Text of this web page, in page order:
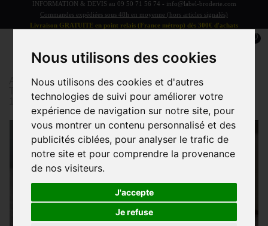
Nous utilisons des cookies
Nous utilisons des cookies et d'autres
technologies de suivi pour améliorer votre
expérience de navigation sur notre site, pour
vous montrer un contenu personnalisé et des
publicités ciblées, pour analyser le trafic de
notre site et pour comprendre la provenance
de nos visiteurs.
J'accepte
Je refuse
INFORMATION & DEVIS au 09 50 71 56 74 - info@label-broderie.com
Commandes expédiées sous 48h en moyenne (hors articles signalés)
Livraison GRATUITE en point relais (France métrop) dès 300€ d'achats
0
Accueil > Linge de bain > LINGE DE BAIN ADULTE
Tapis de bain
Tapis de Bain Basic Hôtel 50x80cm
100% coton 800g/m²